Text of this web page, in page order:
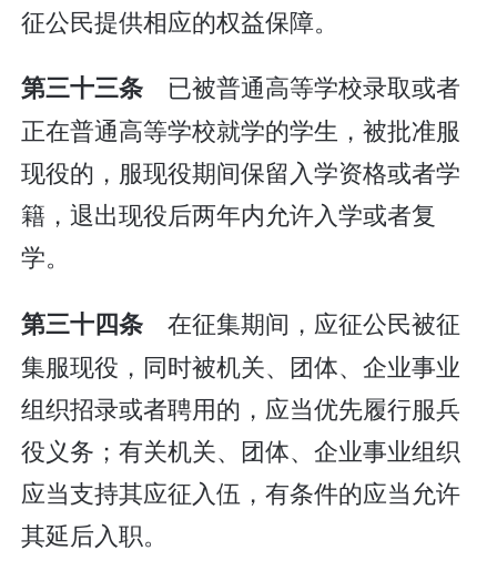
征公民提供相应的权益保障。
第三十三条 已被普通高等学校录取或者
正在普通高等学校就学的学生，被批准服
现役的，服现役期间保留入学资格或者学
籍，退出现役后两年内允许入学或者复
学。
第三十四条 在征集期间，应征公民被征
集服现役，同时被机关、团体、企业事业
组织招录或者聘用的，应当优先履行服兵
役义务；有关机关、团体、企业事业组织
应当支持其应征入伍，有条件的应当允许
其延后入职。